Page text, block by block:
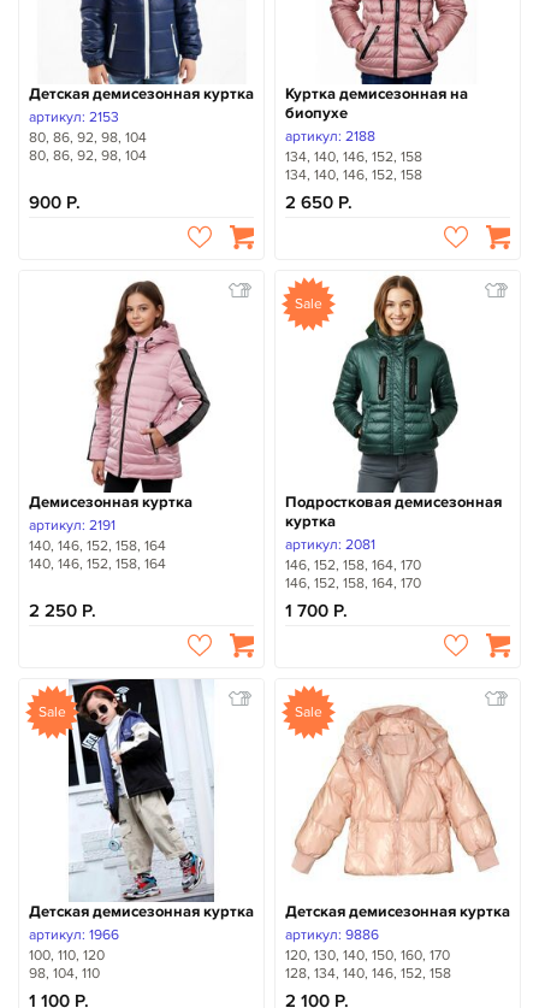
Детская демисезонная куртка
артикул: 2153
80, 86, 92, 98, 104
80, 86, 92, 98, 104
900
Куртка демисезонная на
биопухе
артикул: 2188
134, 140, 146, 152, 158
134, 140, 146, 152, 158
2 650
Демисезонная куртка
артикул: 2191
140, 146, 152, 158, 164
140, 146, 152, 158, 164
2 250
Sale
Подростковая демисезонная
куртка
артикул: 2081
146, 152, 158, 164, 170
146, 152, 158, 164, 170
1 700
Sale
Детская демисезонная куртка
артикул: 1966
100, 110, 120
98, 104, 110
1 100
Sale
Детская демисезонная куртка
артикул: 9886
120, 130, 140, 150, 160, 170
128, 134, 140, 146, 152, 158
2 100